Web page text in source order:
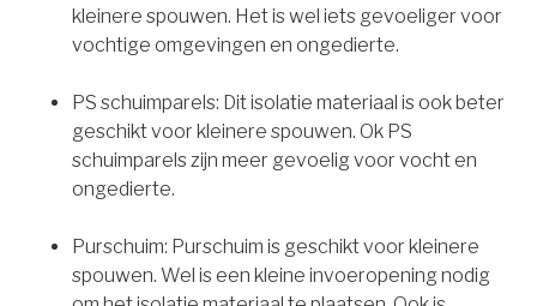
kleinere spouwen. Het is wel iets gevoeliger voor
vochtige omgevingen en ongedierte.
PS schuimparels: Dit isolatie materiaal is ook beter
geschikt voor kleinere spouwen. Ok PS
schuimparels zijn meer gevoelig voor vocht en
ongedierte.
Purschuim: Purschuim is geschikt voor kleinere
spouwen. Wel is een kleine invoeropening nodig